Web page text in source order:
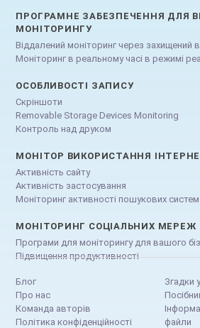
ПРОГРАМНЕ ЗАБЕЗПЕЧЕННЯ ДЛЯ
МОНІТОРИНГУ
Віддалений моніторинг через захищений
Моніторинг в реальному часі в режимі
ОСОБЛИВОСТІ ЗАПИСУ
Скріншоти
Removable Storage Devices Monitoring
Контроль над друком
МОНІТОР ВИКОРИСТАННЯ
Активність сайту
Активність застосування
Моніторинг активності пошукових систем
МОНІТОРИНГ СОЦІАЛЬНИХ МЕРЕЖ
Програми для моніторингу для вашого
Підвищення продуктивності
Блог
Про нас
Команда авторів
Політика конфіденційності
Згадки
файли